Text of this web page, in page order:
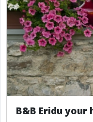
B&B Eridu